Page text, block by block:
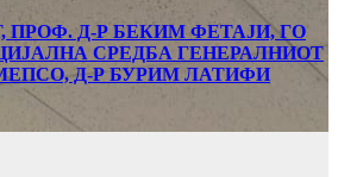
ПРОФ. Д-Р БЕКИМ ФЕТАЈИ, ГО
СРЕДБА ГЕНЕРАЛНИОТ
Д-Р БУРИМ ЛАТИФИ